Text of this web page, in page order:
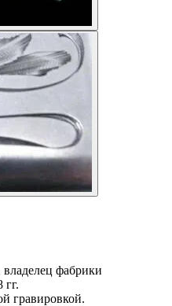
фабрики
гг.
гравировкой.